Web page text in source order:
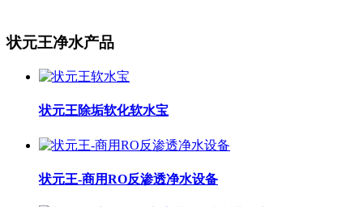
状元王净水产品
状元王除垢软化软水宝
状元王-商用RO反渗透净水设备